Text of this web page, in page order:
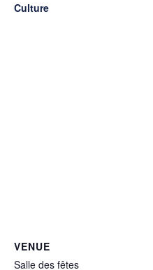
Culture
VENUE
Salle des fêtes